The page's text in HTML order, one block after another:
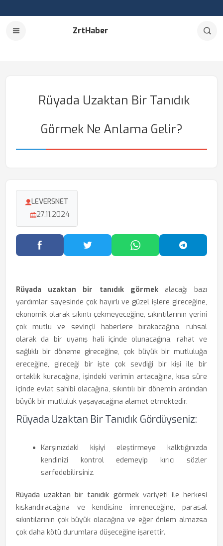
ZrtHaber
Rüyada Uzaktan Bir Tanıdık
Görmek Ne Anlama Gelir?
LEVERSNET
27.11.2024
Facebook'ta PaylaşTwitter'da PaylaşWhatsApp'ta Paylaş
Rüyada uzaktan bir tanıdık görmekalacağı bazı
yardımlar sayesinde çok hayırlı ve güzel işlere gireceğine,
ekonomik olarak sıkıntı çekmeyeceğine, sıkıntılarının yerini
çok mutlu ve sevinçli haberlere bırakacağına, ruhsal
olarak da bir uyanış hali içinde olunacağına, rahat ve
sağlıklı bir döneme gireceğine, çok büyük bir mutluluğa
ereceğine, gireceği bir işte çok sevdiği bir kişi ile bir
ortaklık kuracağına, işindeki verimin artacağına, kısa süre
içinde evlat sahibi olacağına, sıkıntılı bir dönemin ardından
büyük bir mutluluk yaşayacağına alamet etmektedir.
Rüyada Uzaktan Bir Tanıdık Gördüyseniz:
Karşınızdaki kişiyi eleştirmeye kalktığınızda
kendinizi kontrol edemeyip kırıcı sözler
sarfedebilirsiniz.
Rüyada uzaktan bir tanıdık görmekvariyeti ile herkesi
kıskandıracağına ve kendisine imreneceğine, parasal
sıkıntılarının çok büyük olacağına ve eğer önlem almazsa
çok daha kötü durumlara düşeceğine işarettir.